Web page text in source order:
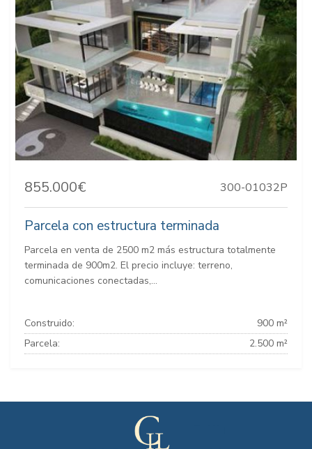
855.000€ 300-01032P
Parcela con estructura terminada
Parcela en venta de 2500 m2 más estructura totalmente
terminada de 900m2. El precio incluye: terreno,
comunicaciones conectadas,...
Construido:
900 m²
Parcela:
2.500 m²